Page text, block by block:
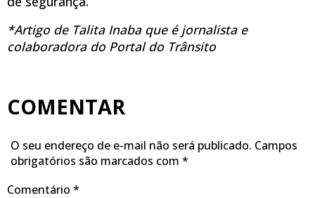
*Artigo de Talita Inaba que é jornalista e
colaboradora do Portal do Trânsito
COMENTAR
O seu endereço de e-mail não será publicado. Campos
obrigatórios são marcados com *
Comentário *